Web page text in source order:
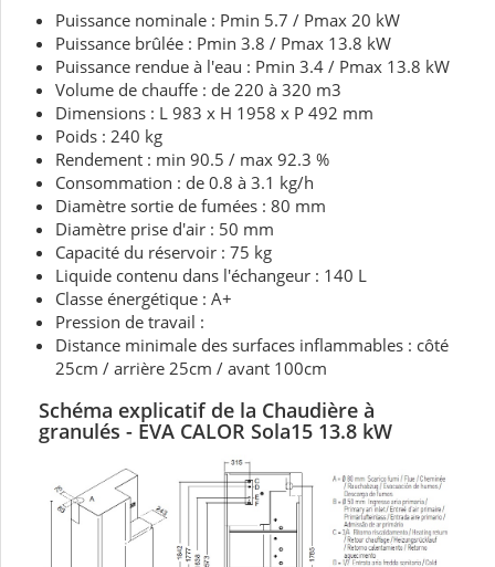
Puissance nominale : Pmin 5.7 / Pmax 20 kW
Puissance brûlée : Pmin 3.8 / Pmax 13.8 kW
Puissance rendue à l'eau : Pmin 3.4 / Pmax 13.8 kW
Volume de chauffe : de 220 à 320 m3
Dimensions : L 983 x H 1958 x P 492 mm
Poids : 240 kg
Rendement : min 90.5 / max 92.3 %
Consommation : de 0.8 à 3.1 kg/h
Diamètre sortie de fumées : 80 mm
Diamètre prise d'air : 50 mm
Capacité du réservoir : 75 kg
Liquide contenu dans l'échangeur : 140 L
Classe énergétique : A+
Pression de travail :
Distance minimale des surfaces inflammables : côté
25cm / arrière 25cm / avant 100cm
Schéma explicatif de la Chaudière à
granulés - EVA CALOR Sola15 13.8 kW